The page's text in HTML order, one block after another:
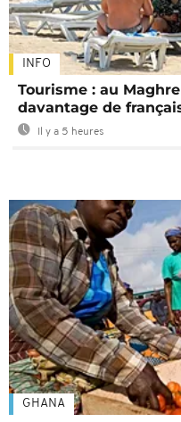
INFO
Tourisme : au
davantage de
Il y a 5 heures
GHANA